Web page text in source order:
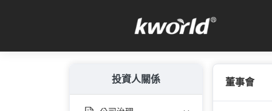
投資人關係 董事會